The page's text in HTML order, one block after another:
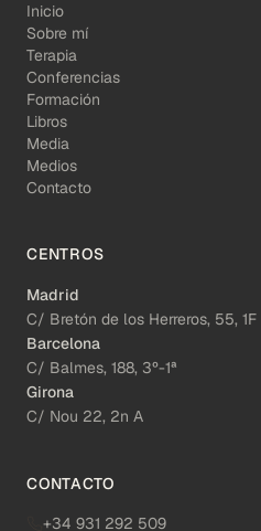
Inicio
Sobre mí
Terapia
Conferencias
Formación
Libros
Media
Medios
Contacto
CENTROS
Madrid
C/ Bretón de los Herreros, 55, 1F
Barcelona
C/ Balmes, 188, 3º-1ª
Girona
C/ Nou 22, 2n A
CONTACTO
+34 931 292 509